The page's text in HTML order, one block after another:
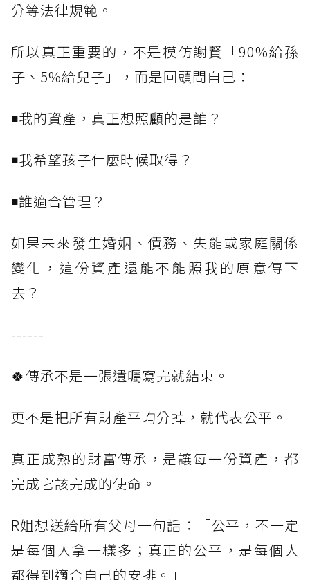
分等法律規範。
所以真正重要的，不是模仿謝賢「90%給孫
子、5%給兒子」，而是回頭問自己：
◾我的資產，真正想照顧的是誰？
◾我希望孩子什麼時候取得？
◾誰適合管理？
如果未來發生婚姻、債務、失能或家庭關係
變化，這份資產還能不能照我的原意傳下
去？
------
🍀傳承不是一張遺囑寫完就結束。
更不是把所有財產平均分掉，就代表公平。
真正成熟的財富傳承，是讓每一份資產，都
完成它該完成的使命。
R姐想送給所有父母一句話：「公平，不一定
是每個人拿一樣多；真正的公平，是每個人
都得到適合自己的安排。」